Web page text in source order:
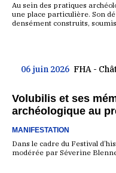
Au sein des pratiques
une place particulière. Son
densément construits,
06 juin 2026 FHA -
Volubilis et ses
archéologique au
MANIFESTATION
Dans le cadre du Festival
modérée par Séverine